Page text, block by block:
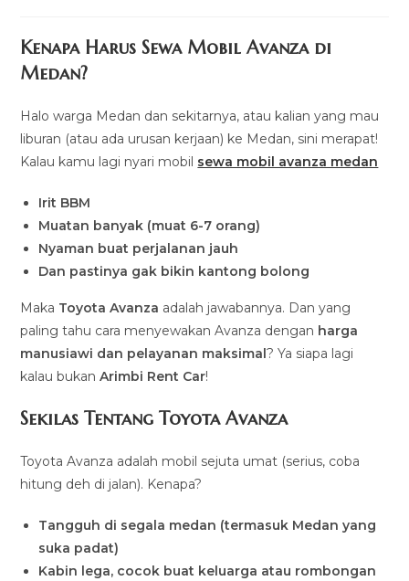
Kenapa Harus Sewa Mobil Avanza di
Medan?
Halo warga Medan dan sekitarnya, atau kalian yang mau
liburan (atau ada urusan kerjaan) ke Medan, sini merapat!
Kalau kamu lagi nyari mobil sewa mobil avanza medan
Irit BBM
Muatan banyak (muat 6-7 orang)
Nyaman buat perjalanan jauh
Dan pastinya gak bikin kantong bolong
Maka Toyota Avanza adalah jawabannya. Dan yang
paling tahu cara menyewakan Avanza dengan harga
manusiawi dan pelayanan maksimal? Ya siapa lagi
kalau bukanArimbi Rent Car!
Sekilas Tentang Toyota Avanza
Toyota Avanza adalah mobil sejuta umat (serius, coba
hitung deh di jalan). Kenapa?
Tangguh di segala medan (termasuk Medan yang
suka padat)
Kabin lega, cocok buat keluarga atau rombongan